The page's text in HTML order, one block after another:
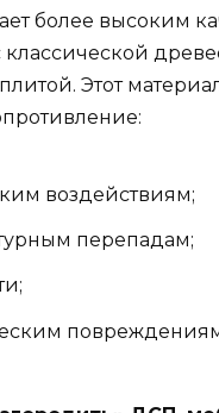
более высоким
Этот
воздействиям;
перепадам;